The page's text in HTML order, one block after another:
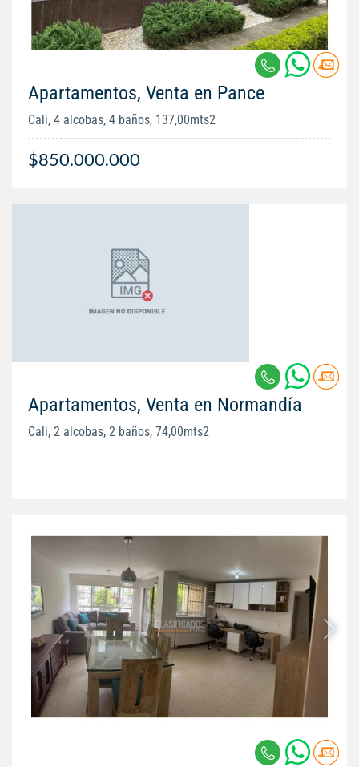
Apartamentos, Venta en Pance
Cali, 4 alcobas, 4 baños, 137,00mts2
$850.000.000
Apartamentos, Venta en Normandía
Cali, 2 alcobas, 2 baños, 74,00mts2